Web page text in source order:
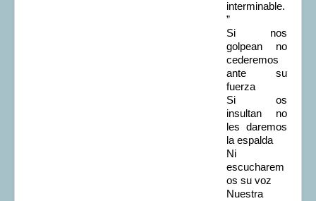
interminable.
”
Si nos
golpean no
cederemos
ante su
fuerza
Si os
insultan no
les daremos
la espalda
Ni
escucharem
os su voz
Nuestra